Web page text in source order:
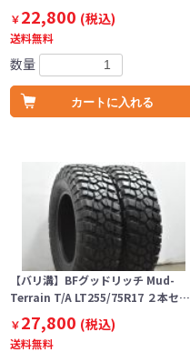
￥22,800 (税込)
送料無料
数量
カートに入れる
【バリ溝】BFグッドリッチ Mud-
Terrain T/A LT255/75R17 ２本セ…
￥27,800 (税込)
送料無料